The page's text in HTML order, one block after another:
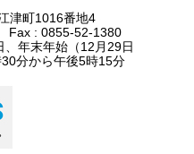
津町1016番地4
Fax : 0855-52-1380
、年末年始（12月29日
分から午後5時15分